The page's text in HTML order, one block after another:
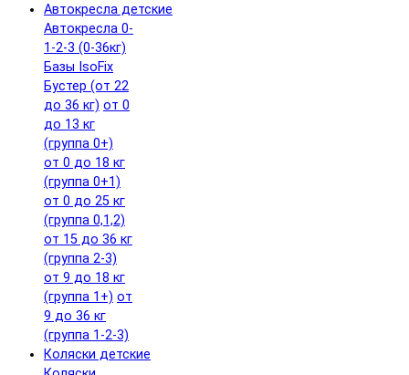
Автокресла детские
Автокресла 0-
1-2-3 (0-36кг)
Базы IsoFix
Бустер (от 22
до 36 кг) от 0
до 13 кг
(группа 0+)
от 0 до 18 кг
(группа 0+1)
от 0 до 25 кг
(группа 0,1,2)
от 15 до 36 кг
(группа 2-3)
от 9 до 18 кг
(группа 1+) от
9 до 36 кг
(группа 1-2-3)
Коляски детские